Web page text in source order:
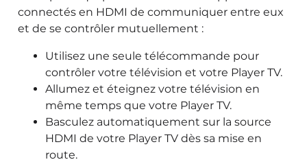
connectés en HDMI de communiquer entre eux
et de se contrôler mutuellement :
Utilisez une seule télécommande pour
contrôler votre télévision et votre Player TV.
Allumez et éteignez votre télévision en
même temps que votre Player TV.
Basculez automatiquement sur la source
HDMI de votre Player TV dès sa mise en
route.